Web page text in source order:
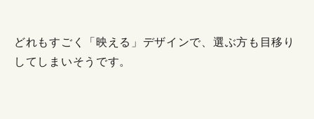
どれもすごく「映える」デザインで、選ぶ方も目移り
してしまいそうです。